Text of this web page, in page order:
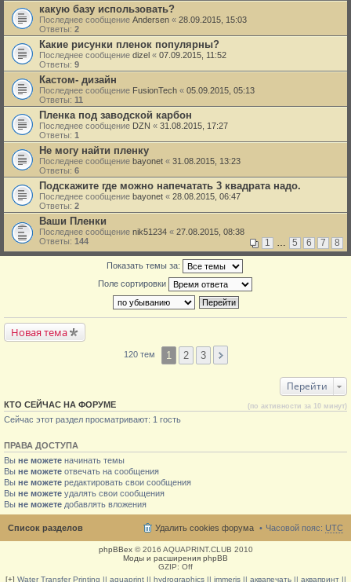
какую базу использовать?
Последнее сообщение Andersen « 28.09.2015, 15:03
Ответы: 2
Какие рисунки пленок популярны?
Последнее сообщение dizel « 07.09.2015, 11:52
Ответы: 9
Кастом- дизайн
Последнее сообщение FusionTech « 05.09.2015, 05:13
Ответы: 11
Пленка под заводской карбон
Последнее сообщение DZN « 31.08.2015, 17:27
Ответы: 1
Не могу найти пленку
Последнее сообщение bayonet « 31.08.2015, 13:23
Ответы: 6
Подскажите где можно напечатать 3 квадрата надо.
Последнее сообщение bayonet « 28.08.2015, 06:47
Ответы: 2
Ваши Пленки
Последнее сообщение nik51234 « 27.08.2015, 08:38
Ответы: 144 1 … 5 6 7 8
Показать темы за:
Поле сортировки
Новая тема
120 тем 1 2 3
Перейти
КТО СЕЙЧАС НА ФОРУМЕ (по активности за 10 минут)
Сейчас этот раздел просматривают: 1 гость
ПРАВА ДОСТУПА
Вы не можете начинать темы
Вы не можете отвечать на сообщения
Вы не можете редактировать свои сообщения
Вы не можете удалять свои сообщения
Вы не можете добавлять вложения
Список разделов Часовой пояс: UTC
Удалить cookies форума
phpBBex© 2016 AQUAPRINT.CLUB 2010
Моды и расширения phpBB
GZIP: Off
[+] Water Transfer Printing || aquaprint || hydrographics || immeris || аквапечать || аквапринт ||